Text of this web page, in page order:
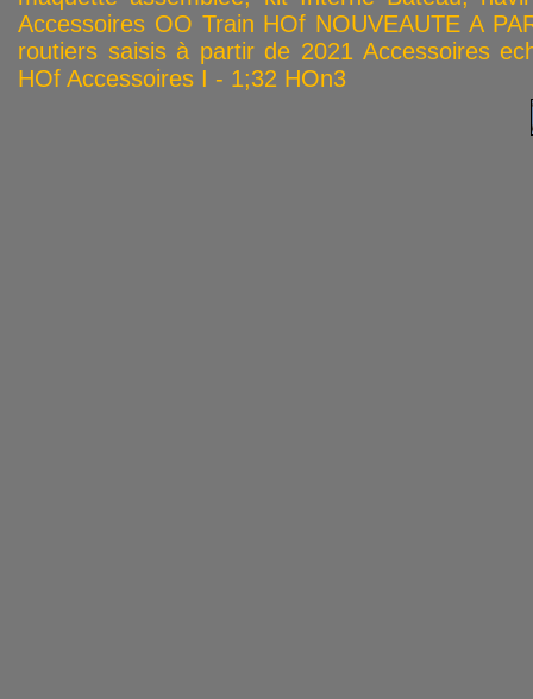
Accessoires OO Train HOf NOUVEAUTE A
routiers saisis à partir de 2021 Accessoires
HOf Accessoires I - 1;32 HOn3